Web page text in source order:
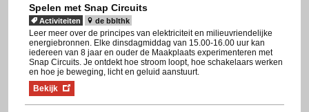
Spelen met Snap Circuits
Activiteiten de bblthk
Leer meer over de principes van elektriciteit en milieuvriendelijke
energiebronnen. Elke dinsdagmiddag van 15.00-16.00 uur kan
iedereen van 8 jaar en ouder de Maakplaats experimenteren met
Snap Circuits. Je ontdekt hoe stroom loopt, hoe schakelaars werken
en hoe je beweging, licht en geluid aanstuurt.
Bekijk